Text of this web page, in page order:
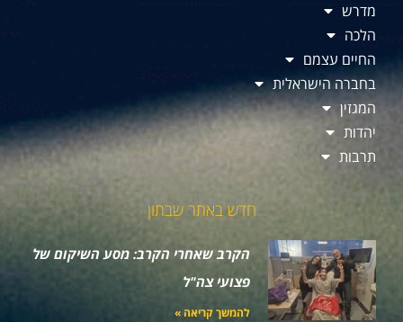
מדרש
הלכה
החיים עצמם
בחברה הישראלית
המגזין
יהדות
תרבות
חדש באתר שבתון
הקרב שאחרי הקרב: מסע השיקום של
פצועי צה"ל
להמשך קריאה »